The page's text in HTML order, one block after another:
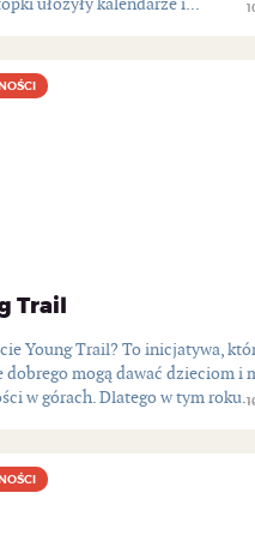
ułożyły kalendarze i...
Trail
Young Trail? To inicjatywa,
dobrego mogą dawać dzieciom i
w górach. Dlatego w tym roku...